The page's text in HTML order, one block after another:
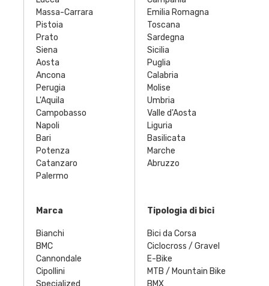
Massa-Carrara
Pistoia
Prato
Siena
Aosta
Ancona
Perugia
L'Aquila
Campobasso
Napoli
Bari
Potenza
Catanzaro
Palermo
Emilia Romagna
Toscana
Sardegna
Sicilia
Puglia
Calabria
Molise
Umbria
Valle d'Aosta
Liguria
Basilicata
Marche
Abruzzo
Marca
Bianchi
BMC
Cannondale
Cipollini
Specialized
Tipologia di bici
Bici da Corsa
Ciclocross / Gravel
E-Bike
MTB / Mountain Bike
BMX